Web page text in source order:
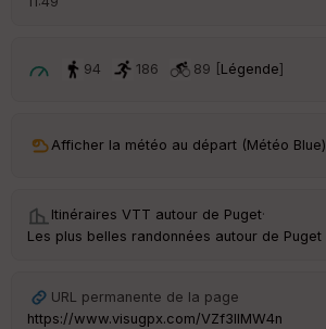
94 186 89 [ Légende]
Afficher la météo au départ (Météo Blue)
Itinéraires VTT autour de Puget·
Les plus belles randonnées autour de Puget
URL permanente de la page
https://www.visugpx.com/VZf3IlMW4n